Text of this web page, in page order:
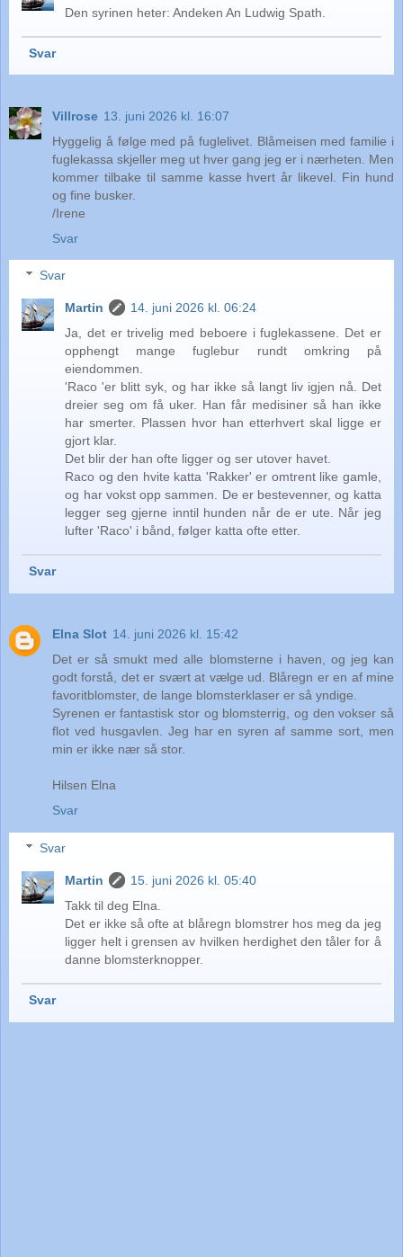
Den syrinen heter: Andeken An Ludwig Spath.
Svar
Villrose 13. juni 2026 kl. 16:07
Hyggelig å følge med på fuglelivet. Blåmeisen med familie i
fuglekassa skjeller meg ut hver gang jeg er i nærheten. Men
kommer tilbake til samme kasse hvert år likevel. Fin hund
og fine busker.
/Irene
Svar
Svar
Martin
14. juni 2026 kl. 06:24
Ja, det er trivelig med beboere i fuglekassene. Det er
opphengt mange fuglebur rundt omkring på
eiendommen.
'Raco 'er blitt syk, og har ikke så langt liv igjen nå. Det
dreier seg om få uker. Han får medisiner så han ikke
har smerter. Plassen hvor han etterhvert skal ligge er
gjort klar.
Det blir der han ofte ligger og ser utover havet.
Raco og den hvite katta 'Rakker' er omtrent like gamle,
og har vokst opp sammen. De er bestevenner, og katta
legger seg gjerne inntil hunden når de er ute. Når jeg
lufter 'Raco' i bånd, følger katta ofte etter.
Svar
Elna Slot 14. juni 2026 kl. 15:42
Det er så smukt med alle blomsterne i haven, og jeg kan
godt forstå, det er svært at vælge ud. Blåregn er en af mine
favoritblomster, de lange blomsterklaser er så yndige.
Syrenen er fantastisk stor og blomsterrig, og den vokser så
flot ved husgavlen. Jeg har en syren af samme sort, men
min er ikke nær så stor.
Hilsen Elna
Svar
Svar
Martin
15. juni 2026 kl. 05:40
Takk til deg Elna.
Det er ikke så ofte at blåregn blomstrer hos meg da jeg
ligger helt i grensen av hvilken herdighet den tåler for å
danne blomsterknopper.
Svar